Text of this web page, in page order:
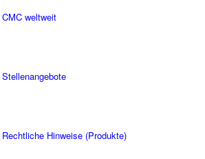
CMC weltweit
Stellenangebote
Rechtliche Hinweise (Produkte)